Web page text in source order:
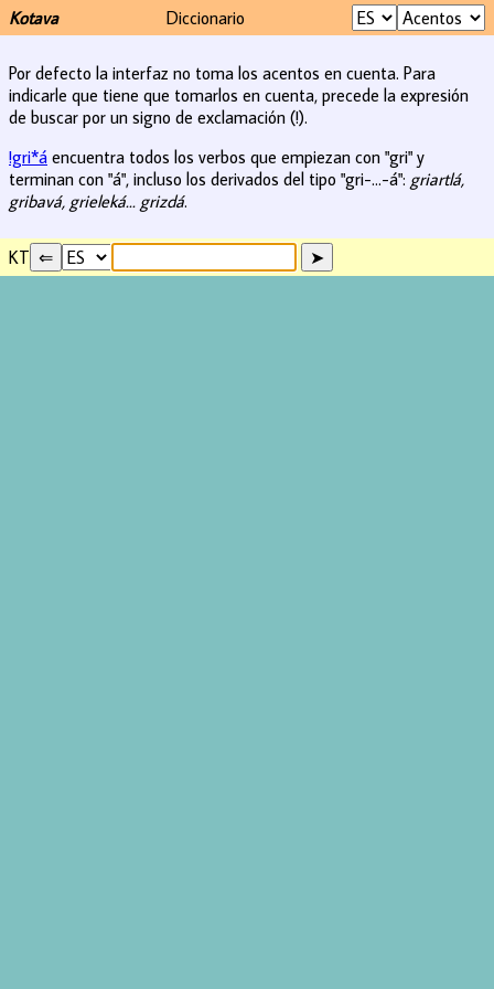
Kotava Diccionario
Por defecto la interfaz no toma los acentos en cuenta. Para
indicarle que tiene que tomarlos en cuenta, precede la expresión
de buscar por un signo de exclamación (!).
!gri*á encuentra todos los verbos que empiezan con "gri" y
terminan con "á", incluso los derivados del tipo "gri-...-á": griartlá,
gribavá, grieleká... grizdá.
KT